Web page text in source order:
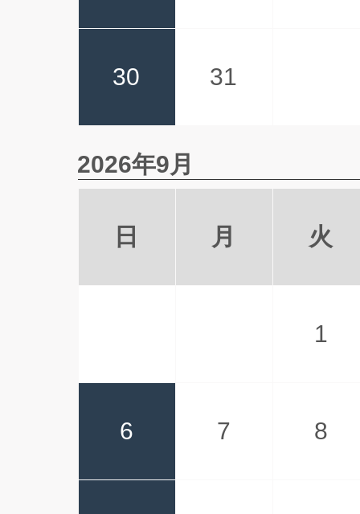
30 31
2026年9月
日 月 火
1
6 7 8